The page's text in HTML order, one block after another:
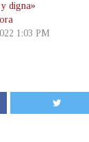
digna»
1:03 PM